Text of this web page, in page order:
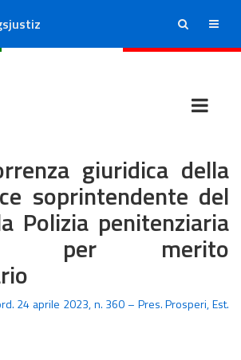
ricerca menu
giuridica della
soprintendente del
Polizia penitenziaria
per merito
24 aprile 2023, n. 360 – Pres. Prosperi, Est.